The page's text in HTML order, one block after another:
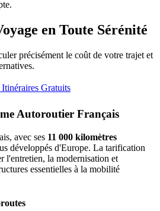
en Toute Sérénité
précisément le coût de votre trajet et
Gratuits
Autoroutier Français
avec ses 11 000 kilomètres
développés d'Europe. La tarification
l'entretien, la modernisation et
essentielles à la mobilité